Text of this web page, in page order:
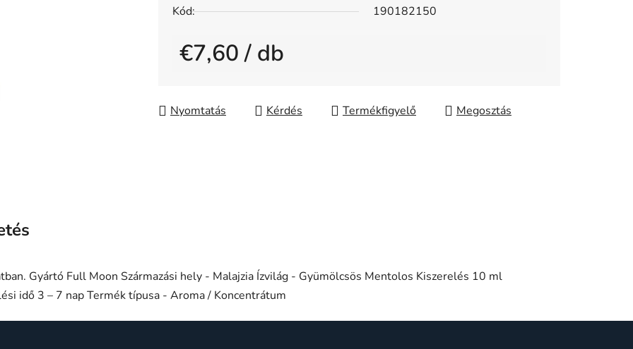
ből
csillag.
Kód:
190182150
€7,60/ db
Nyomtatás Kérdés Megosztás
Gyártó Full Moon Származási hely - Malajzia Ízvilág - Gyümölcsös Mentolos Kiszerelés 10 ml
idő 3 – 7 nap Termék típusa - Aroma / Koncentrátum